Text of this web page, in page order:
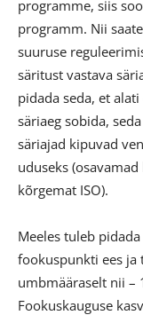
programme, siis
programm. Nii
suuruse
säritust vastava
pidada seda, et
säriaeg sobida,
säriajad kipuvad
uduseks
kõrgemat ISO).
Meeles tuleb
fookuspunkti ees ja
umbmääraselt nii –
Fookuskauguse